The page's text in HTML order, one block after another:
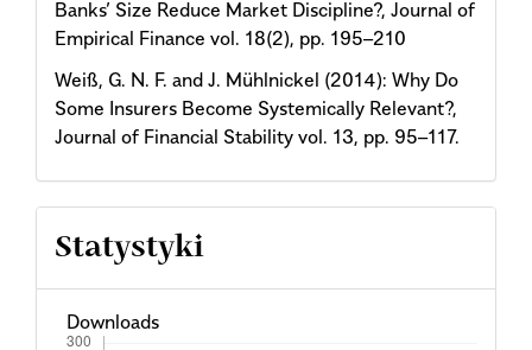
Banks’ Size Reduce Market Discipline?, Journal of
Empirical Finance vol. 18(2), pp. 195–210
Weiß, G. N. F. and J. Mühlnickel (2014): Why Do
Some Insurers Become Systemically Relevant?,
Journal of Financial Stability vol. 13, pp. 95–117.
Statystyki
Downloads